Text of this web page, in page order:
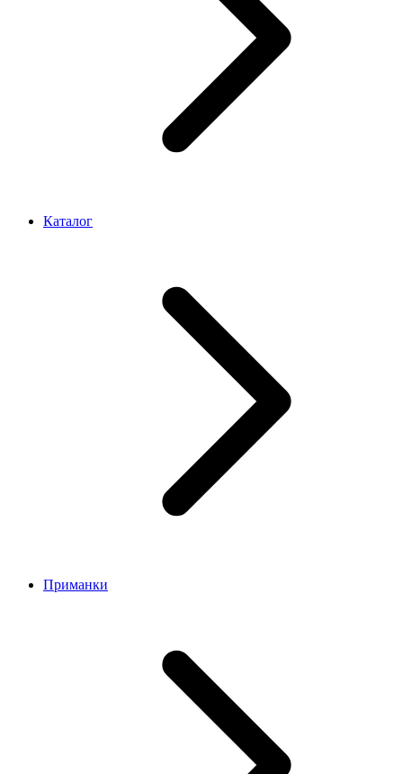
Каталог
Приманки